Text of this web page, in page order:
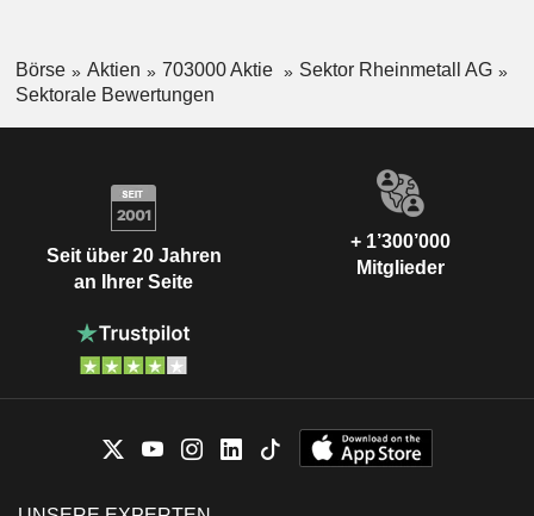
Börse Aktien 703000 Aktie
Sektor Rheinmetall AG
Sektorale Bewertungen
Seit über 20 Jahren
an Ihrer Seite
+ 1’300’000
Mitglieder